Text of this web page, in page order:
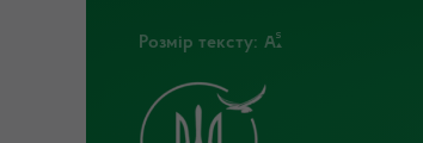
Розмір тексту: